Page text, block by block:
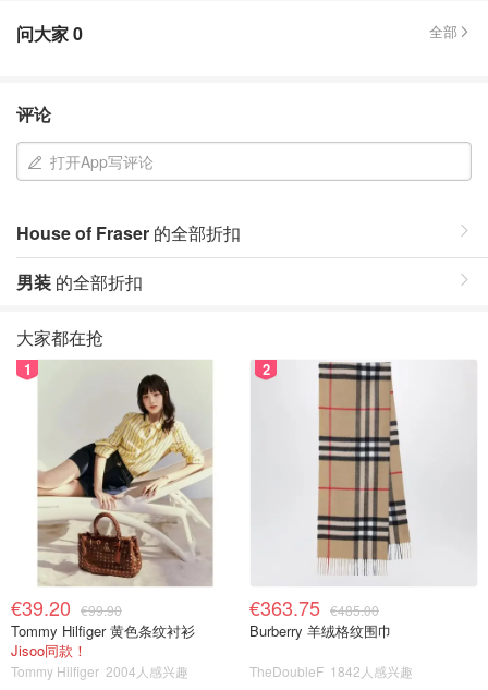
问大家0 全部
评论
打开App写评论
House of Fraser 的全部折扣
男装 的全部折扣
大家都在抢
1
€39.20 €99.90
Tommy Hilfiger 黄色条纹衬衫
Jisoo同款！
Tommy Hilfiger 2004人感兴趣
2
€363.75 €485.00
Burberry 羊绒格纹围巾
TheDoubleF 1842人感兴趣